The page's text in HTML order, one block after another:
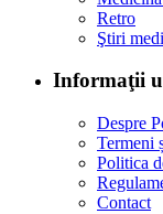
Retro
Ştiri
Informaţii
Despre
Termeni
Politica
Contact